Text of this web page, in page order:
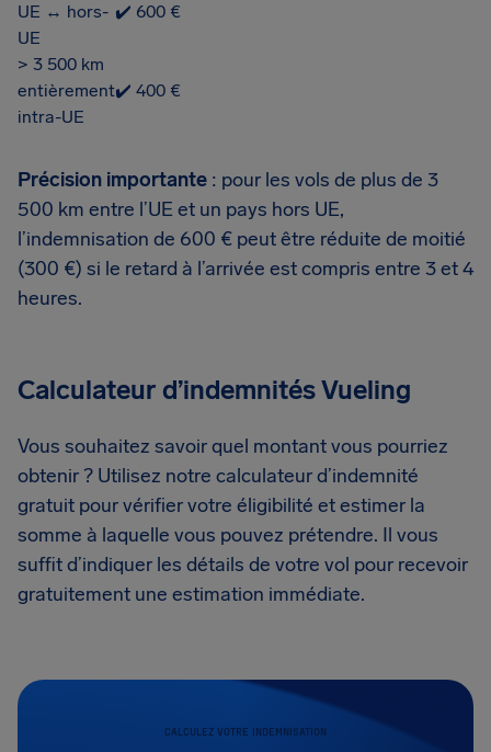
UE ↔ hors-
UE
✔️ 600 €
> 3 500 km
entièrement
intra-UE
✔️ 400 €
Précision importante : pour les vols de plus de 3
500 km entre l’UE et un pays hors UE,
l’indemnisation de 600 € peut être réduite de moitié
(300 €) si le retard à l’arrivée est compris entre 3 et 4
heures.
Calculateur d’indemnités Vueling
Vous souhaitez savoir quel montant vous pourriez
obtenir ? Utilisez notre calculateur d’indemnité
gratuit pour vérifier votre éligibilité et estimer la
somme à laquelle vous pouvez prétendre. Il vous
suffit d’indiquer les détails de votre vol pour recevoir
gratuitement une estimation immédiate.
CALCULEZ VOTRE INDEMNISATION